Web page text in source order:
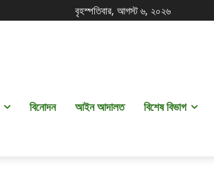
বৃহস্পতিবার, আগস্ট ৬, ২০২৬
বিনোদন আইন আদালত বিশেষ বিভাগ